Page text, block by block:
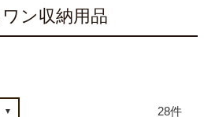
ン収納用品
28